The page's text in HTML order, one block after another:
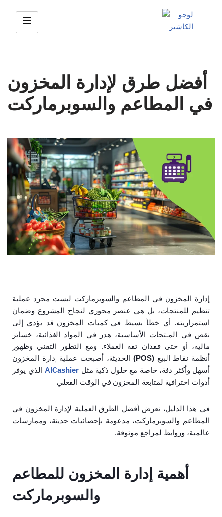
أفضل طرق لإدارة المخزون
في المطاعم والسوبرماركت
إدارة المخزون في المطاعم والسوبرماركت ليست مجرد عملية
تنظيم للمنتجات، بل هي عنصر محوري لنجاح المشروع وضمان
استمراريته. أي خطأ بسيط في كميات المخزون قد يؤدي إلى
نقص في المنتجات الأساسية، هدر في المواد الغذائية، خسائر
مالية، أو حتى فقدان ثقة العملاء. ومع التطور التقني وظهور
أنظمة نقاط البيع (POS)
الحديثة، أصبحت عملية إدارة المخزون
أسهل وأكثر دقة، خاصة مع حلول ذكية مثل AlCashier الذي يوفر
أدوات احترافية لمتابعة المخزون في الوقت الفعلي.
في هذا الدليل، نعرض أفضل الطرق العملية لإدارة المخزون في
المطاعم والسوبرماركت، مدعومة بإحصائيات حديثة، وممارسات
عالمية، وروابط لمراجع موثوقة.
أهمية إدارة المخزون للمطاعم
والسوبرماركت